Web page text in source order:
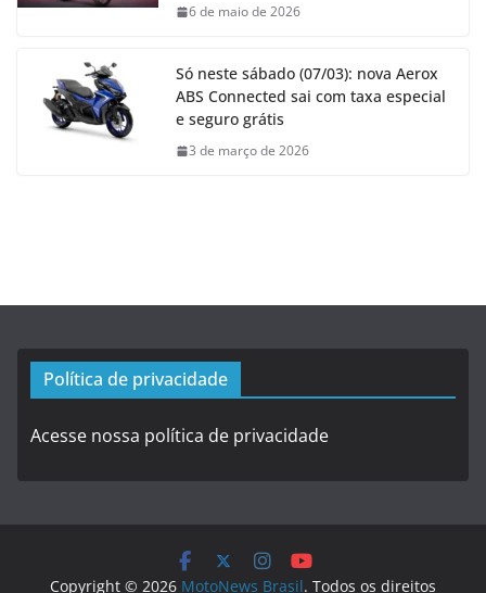
6 de maio de 2026
Só neste sábado (07/03): nova Aerox
ABS Connected sai com taxa especial
e seguro grátis
3 de março de 2026
Política de privacidade
Acesse nossa política de privacidade
Copyright © 2026 MotoNews Brasil. Todos os direitos